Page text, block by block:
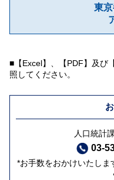
東
■【Excel】、【PDF】及び
照してください。
人口統計
03-
*お手数をおかけいたし